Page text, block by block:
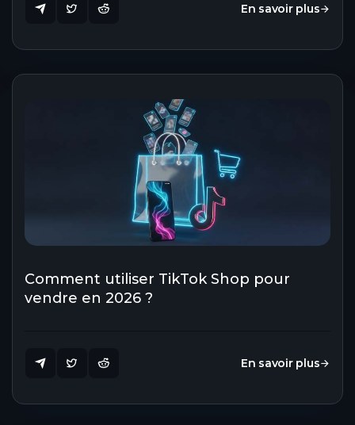
En savoir plus
Comment utiliser TikTok Shop pour
vendre en 2026 ?
En savoir plus